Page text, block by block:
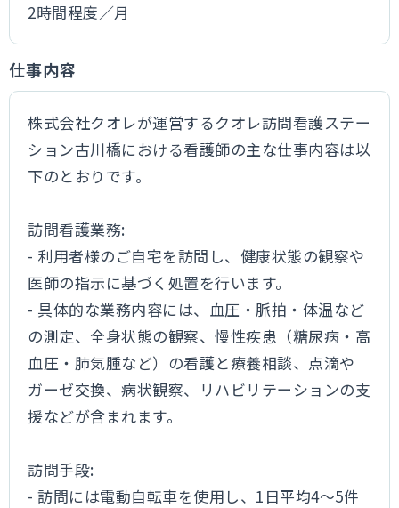
2時間程度／月
仕事内容
株式会社クオレが運営するクオレ訪問看護ステー
ション古川橋における看護師の主な仕事内容は以
下のとおりです。
訪問看護業務:
- 利用者様のご自宅を訪問し、健康状態の観察や
医師の指示に基づく処置を行います。
- 具体的な業務内容には、血圧・脈拍・体温など
の測定、全身状態の観察、慢性疾患（糖尿病・高
血圧・肺気腫など）の看護と療養相談、点滴や
ガーゼ交換、病状観察、リハビリテーションの支
援などが含まれます。
訪問手段:
- 訪問には電動自転車を使用し、1日平均4～5件